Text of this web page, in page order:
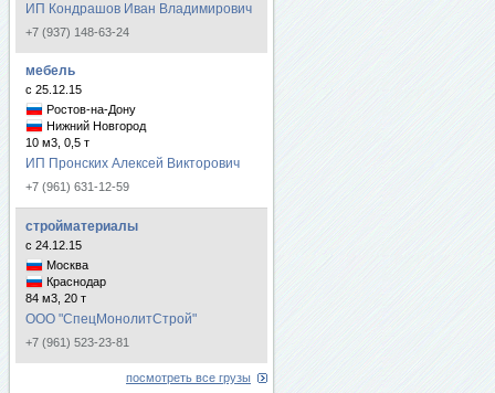
ИП Кондрашов Иван Владимирович
+7 (937) 148-63-24
мебель
с 25.12.15
Ростов-на-Дону
Нижний Новгород
10 м3, 0,5 т
ИП Пронских Алексей Викторович
+7 (961) 631-12-59
стройматериалы
с 24.12.15
Москва
Краснодар
84 м3, 20 т
ООО "СпецМонолитСтрой"
+7 (961) 523-23-81
посмотреть все грузы